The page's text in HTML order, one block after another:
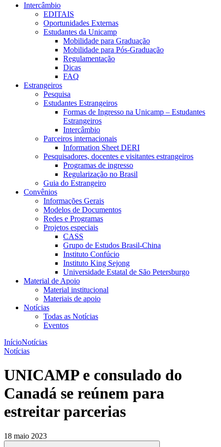
Intercâmbio
EDITAIS
Oportunidades Externas
Estudantes da Unicamp
Mobilidade para Graduação
Mobilidade para Pós-Graduação
Regulamentação
Dicas
FAQ
Estrangeiros
Pesquisa
Estudantes Estrangeiros
Formas de Ingresso na Unicamp – Estudantes
Estrangeiros
Intercâmbio
Parceiros internacionais
Information Sheet DERI
Pesquisadores, docentes e visitantes estrangeiros
Programas de ingresso
Regularização no Brasil
Guia do Estrangeiro
Convênios
Informações Gerais
Modelos de Documentos
Redes e Programas
Projetos especiais
CASS
Grupo de Estudos Brasil-China
Instituto Confúcio
Instituto King Sejong
Universidade Estatal de São Petersburgo
Material de Apoio
Material institucional
Materiais de apoio
Notícias
Todas as Notícias
Eventos
InícioNotícias
Notícias
UNICAMP e consulado do
Canadá se reúnem para
estreitar parcerias
18 maio 2023